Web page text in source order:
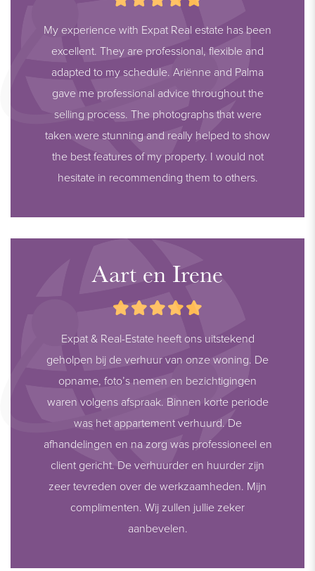
My experience with Expat Real estate has been
excellent. They are professional, flexible and
adapted to my schedule. Ariënne and Palma
gave me professional advice throughout the
selling process. The photographs that were
taken were stunning and really helped to show
the best features of my property. I would not
hesitate in recommending them to others.
Aart en Irene
Expat & Real-Estate heeft ons uitstekend
geholpen bij de verhuur van onze woning. De
opname, foto’s nemen en bezichtigingen
waren volgens afspraak. Binnen korte periode
was het appartement verhuurd. De
afhandelingen en na zorg was professioneel en
client gericht. De verhuurder en huurder zijn
zeer tevreden over de werkzaamheden. Mijn
complimenten. Wij zullen jullie zeker
aanbevelen.